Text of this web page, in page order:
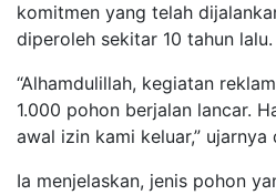
komitmen yang telah
diperoleh sekitar 10 tahun lalu.
“Alhamdulillah, kegiatan
1.000 pohon berjalan lancar.
awal izin kami keluar,” ujarnya
Ia menjelaskan, jenis pohon